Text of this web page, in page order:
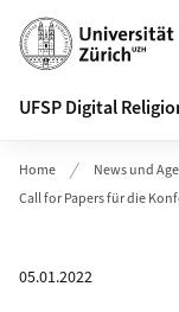
Header
UFSP Digital
Home News und
Call for Papers für die
05.01.2022